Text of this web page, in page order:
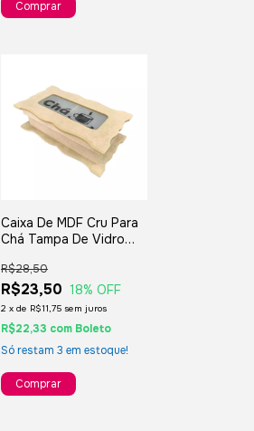
Caixa De MDF Cru Para
Chá Tampa De Vidro
R$23,50
R$28,50
18% OFF
2 xde R$11,75 sem juros
R$22,33 com Boleto
Só restam3 em estoque!